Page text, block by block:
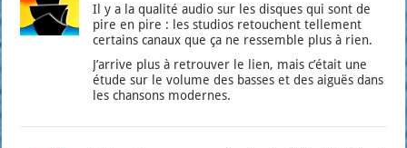
Il y a la qua­li­té audio sur les disques qui sont de
pire en pire : les stu­dios retouchent tel­le­ment
cer­tains canaux que ça ne res­semble plus à rien.
J’arrive plus à retrou­ver le lien, mais c’était une
étude sur le volume des basses et des aiguës dans
les chan­sons modernes.